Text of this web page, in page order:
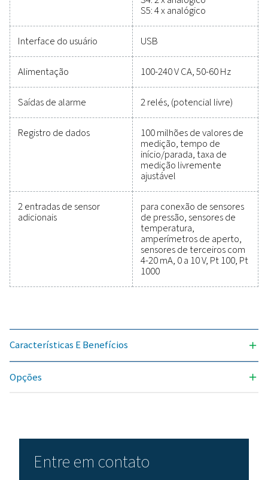
Ferramentas confiáveis
rastrear o desempenho,
melhorar a eficiência e
custos
Nunca foi tão fácil proteger seu sistema de ar
e garantir um desempenho preciso. O
medição de alta qualidade fornece
preciso de parâmetros críticos, ajudando a
eficiência, manter a confiabilidade e evitar
dispendiosos. Projetadas para durabilidade e
perfeita, essas soluções permitem que você
decisões informadas e mantenha suas
funcionando com o máximo desempenho. Entre
contato conosco hoje mesmo para explorar
atualizar seu equipamento de medição pode
capacidades e o sucesso operacional do seu
Requisitos Gerais
Dados técnicos Caixa de seleção S 1-5